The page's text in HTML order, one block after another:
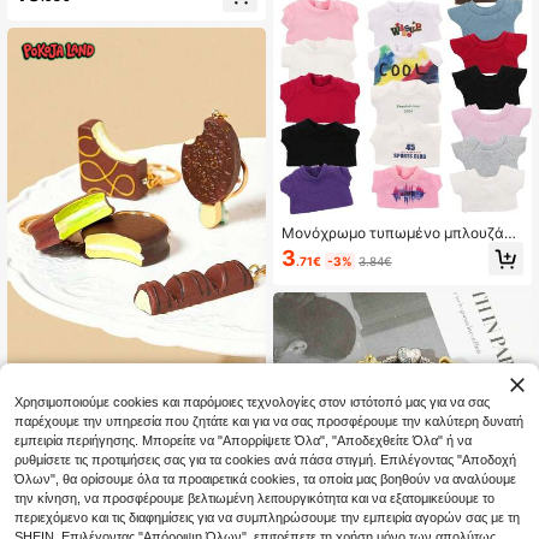
απαραίτητο για τον χειμώνα, δώρο
διακοπών
POKOJA LAND 1 τεμ. ρεαλιστικό μ
ίνι μπρελόκ σοκολάτας σε κορεατ
ικό στυλ, κραγερό σοκολατένιο μ
πάρα και γομαλάκι παγωτού, γομα
λάκι τσάντας, χαριτωμένο αξεσου
άρ με θέμα φαγητό, δώρο για κορίτ
σια
3.64€
Μονόχρωμο τυπωμένο μπλουζάκι,
για Labubu, ασορτί ντύσιμο, δώρο γ
ια γιορτές και γενέθλια (εκτός από
3.71€ -3% 3.84€
Χρησιμοποιούμε cookies και παρόμοιες τεχνολογίες στον ιστότοπό μας για να σας
παρέχουμε την υπηρεσία που ζητάτε και για να σας προσφέρουμε την καλύτερη δυνατή
εμπειρία περιήγησης. Μπορείτε να "Απορρίψετε Όλα", "Αποδεχθείτε Όλα" ή να
ρυθμίσετε τις προτιμήσεις σας για τα cookies ανά πάσα στιγμή. Επιλέγοντας "Αποδοχή
Όλων", θα ορίσουμε όλα τα προαιρετικά cookies, τα οποία μας βοηθούν να αναλύουμε
την κίνηση, να προσφέρουμε βελτιωμένη λειτουργικότητα και να εξατομικεύουμε το
περιεχόμενο και τις διαφημίσεις για να συμπληρώσουμε την εμπειρία αγορών σας με τη